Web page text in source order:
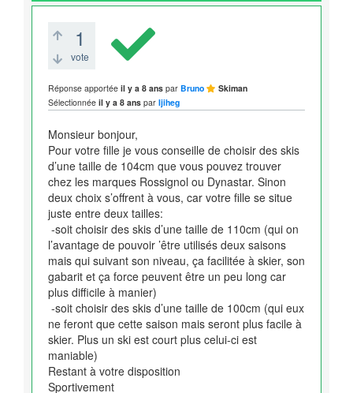
1
vote
Réponse apportée il y a 8 ans par Bruno
Skiman
Sélectionnée il y a 8 ans par Ijiheg
Monsieur bonjour,
Pour votre fille je vous conseille de choisir des skis
d’une taille de 104cm que vous pouvez trouver
chez les marques Rossignol ou Dynastar. Sinon
deux choix s’offrent à vous, car votre fille se situe
juste entre deux tailles:
-soit choisir des skis d’une taille de 110cm (qui on
l’avantage de pouvoir ’être utilisés deux saisons
mais qui suivant son niveau, ça facilitée à skier, son
gabarit et ça force peuvent être un peu long car
plus difficile à manier)
-soit choisir des skis d’une taille de 100cm (qui eux
ne feront que cette saison mais seront plus facile à
skier. Plus un ski est court plus celui-ci est
maniable)
Restant à votre disposition
Sportivement